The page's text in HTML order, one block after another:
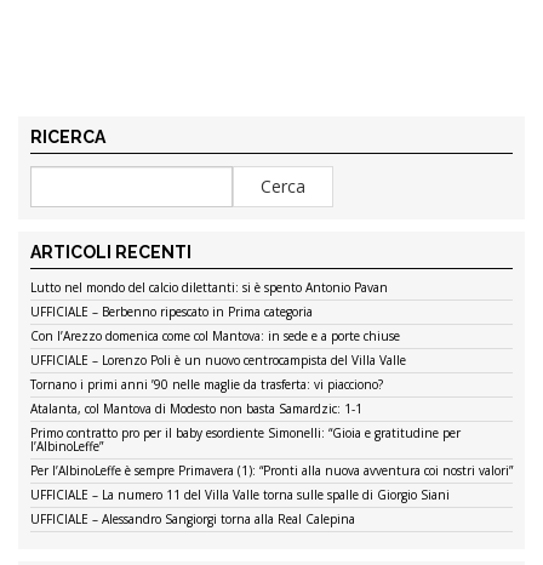
RICERCA
ARTICOLI RECENTI
Lutto nel mondo del calcio dilettanti: si è spento Antonio Pavan
UFFICIALE – Berbenno ripescato in Prima categoria
Con l’Arezzo domenica come col Mantova: in sede e a porte chiuse
UFFICIALE – Lorenzo Poli è un nuovo centrocampista del Villa Valle
Tornano i primi anni ’90 nelle maglie da trasferta: vi piacciono?
Atalanta, col Mantova di Modesto non basta Samardzic: 1-1
Primo contratto pro per il baby esordiente Simonelli: “Gioia e gratitudine per
l’AlbinoLeffe”
Per l’AlbinoLeffe è sempre Primavera (1): “Pronti alla nuova avventura coi nostri valori”
UFFICIALE – La numero 11 del Villa Valle torna sulle spalle di Giorgio Siani
UFFICIALE – Alessandro Sangiorgi torna alla Real Calepina